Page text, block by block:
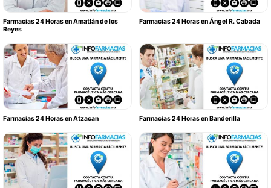
Farmacias 24 Horas en Amatlán de los
Reyes
Farmacias 24 Horas en Ángel R. Cabada
Farmacias 24 Horas en Atzacan Farmacias 24 Horas en Banderilla